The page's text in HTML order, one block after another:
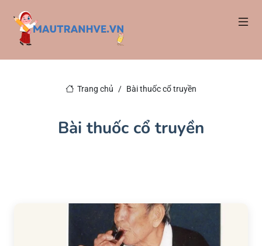
Trang chủ Bài thuốc cổ truyền
Bài thuốc cổ truyền